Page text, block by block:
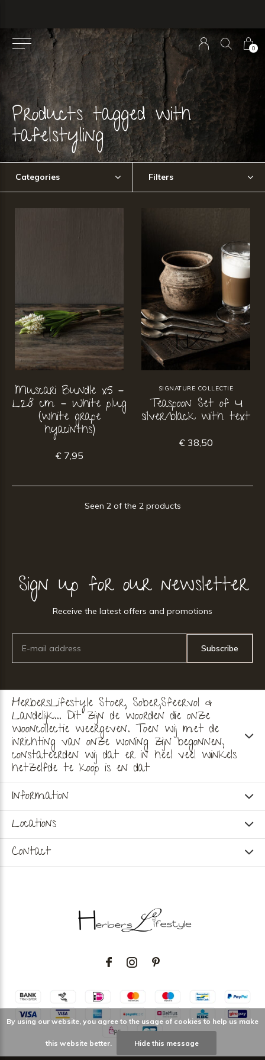
0
Products tagged with
tafelstyling
Categories Filters
Muscari Bundle x5 –
L28 cm – White plug
(white grape
hyacinths)
€ 7,95
SIGNATURE COLLECTIE
Teaspoon Set of 4
silver/black with text
€ 38,50
Seen 2 of the 2 products
Sign up for our newsletter
Receive the latest offers and promotions
Subscribe
HerbersLifestyle Stoer, Sober,Sfeervol &
Landelijk... Dit zijn de woorden die onze
wooncollectie weergeven. Toen wij met de
inrichting van onze woning zijn begonnen,
constateerden wij dat er in heel veel winkels
hetzelfde te koop is en dat
Information
Locations
Contact
By using our website, you agree to the usage of cookies to help us make
this website better. Hide this message